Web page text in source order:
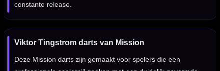
constante release.
Viktor Tingstrom darts van Mission
Deze Mission darts zijn gemaakt voor spelers die een